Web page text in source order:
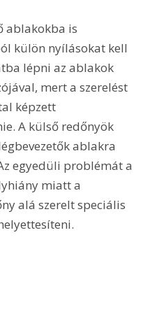
ablakokba is
külön nyílásokat kell
lépni az ablakok
mert a szerelést
képzett
A külső redőnyök
ablakra
egyedüli problémát a
miatt a
alá szerelt speciális